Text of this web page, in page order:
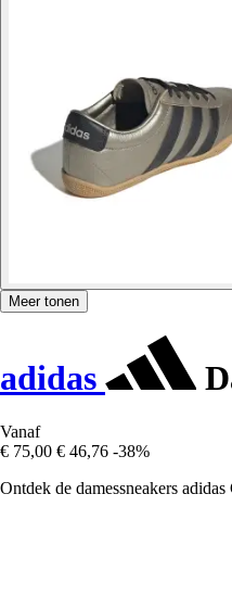
Meer tonen
adidas
Vanaf
€ 75,00 € 46,76 -38%
Ontdek de damessneakers